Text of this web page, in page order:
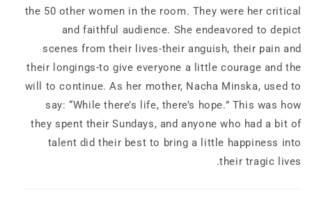
the 50 other women in the room. They were her critical
and faithful audience. She endeavored to depict
scenes from their lives-their anguish, their pain and
their longings-to give everyone a little courage and the
will to continue. As her mother, Nacha Minska, used to
say: “While there’s life, there’s hope.” This was how
they spent their Sundays, and anyone who had a bit of
talent did their best to bring a little happiness into
their tragic lives.